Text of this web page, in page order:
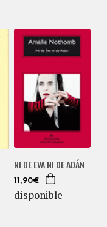
NI DE EVA NI DE ADÁN
11,90€
disponible